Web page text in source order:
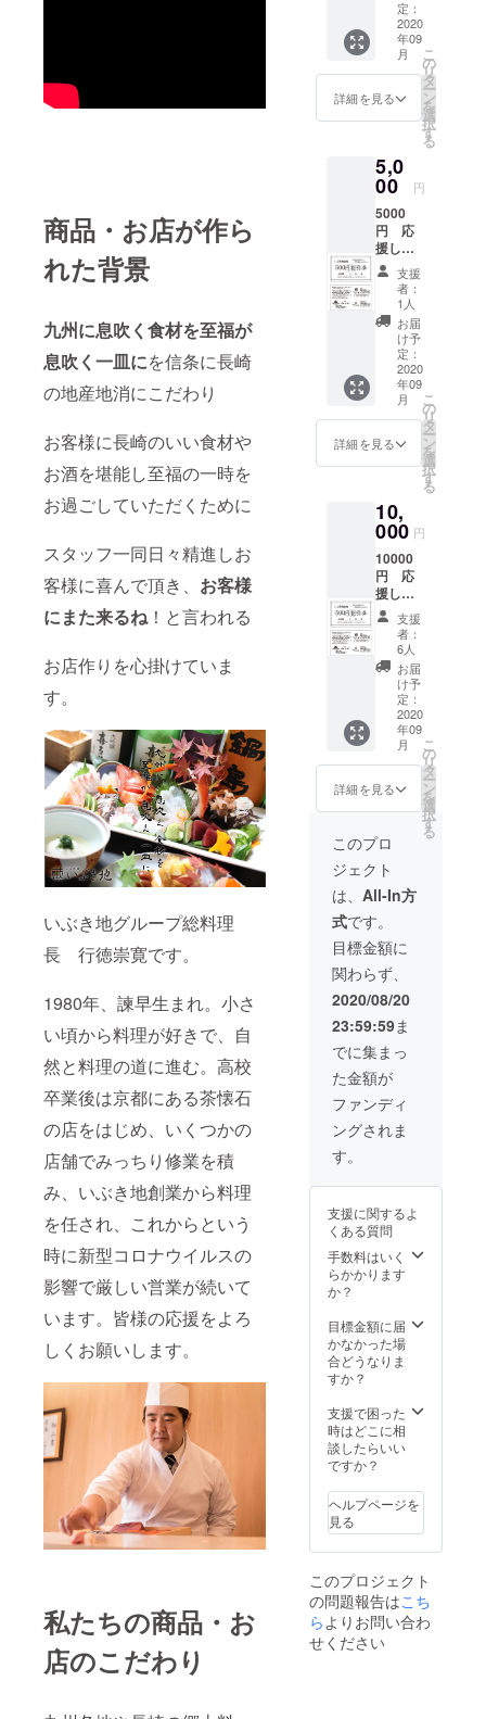
商品・お店が作ら
れた背景
九州に息吹く食材を至福が
息吹く一皿にを信条に長崎
の地産地消にこだわり
お客様に長崎のいい食材や
お酒を堪能し至福の一時を
お過ごしていただくために
スタッフ一同日々精進しお
客様に喜んで頂き、 お客様
にまた来るね！と言われる
お店作りを心掛けていま
す。
いぶき地グループ総料理
長 行徳崇寛です。
1980年、諫早生まれ。小さ
い頃から料理が好きで、自
然と料理の道に進む。高校
卒業後は京都にある茶懐石
の店をはじめ、いくつかの
店舗でみっちり修業を積
み、いぶき地創業から料理
を任され、これからという
時に新型コロナウイルスの
影響で厳しい営業が続いて
います。皆様の応援をよろ
しくお願いします。
私たちの商品・お
店のこだわり
うござ
います
心を込
めて感
謝いた
しま
す。 リ
ターン
円割引
券を
サービ
スしま
す。
尚 有
効期
限：
2020年
9月〜
2021年
定：
2020
年09
月
詳細を見る
こ
の
リ
タ
ー
ン
を
選
択
す
る
5,0
00 円
5000
円 応
援して
いただ
けるお
客様 本
当にあ
りがと
うござ
います
心を込
めて感
謝いた
しま
す。 リ
ターン
円割引
券を
サービ
スしま
す。
支援
者：
1人
お届
け予
定：
2020
年09
月
詳細を見る
こ
の
リ
タ
ー
ン
を
選
択
す
る
10,
000 円
10000
円 応
援して
いただ
けるお
客様 本
当にあ
りがと
うござ
います
心を込
めて感
謝いた
しま
す。 リ
ターン
は
12000
円割引
券を
サービ
スしま
す。
支援
者：
6人
お届
け予
定：
2020
年09
月
詳細を見る
こ
の
リ
タ
ー
ン
を
選
択
す
る
このプロ
ジェクト
は、 All-In方
式です。
目標金額に
関わらず、
2020/08/20
23:59:59ま
でに集まっ
た金額が
ファンディ
ングされま
す。
支援に関するよ
くある質問
手数料はいく
らかかります
か？
目標金額に届
かなかった場
合どうなりま
すか？
支援で困った
時はどこに相
談したらいい
ですか？
ヘルプページを
見る
このプロジェクト
の問題報告はこち
らよりお問い合わ
せください